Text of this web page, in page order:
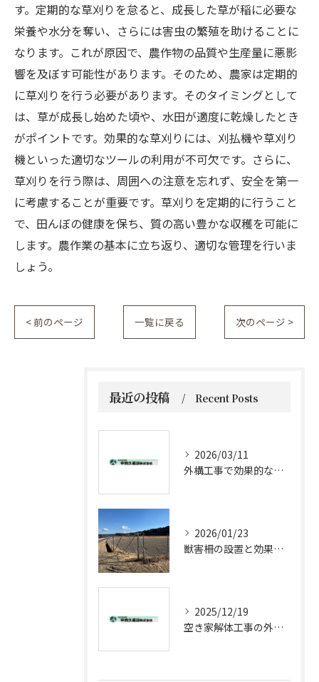
す。定期的な草刈りを怠ると、成長した草が稲に必要な
栄養や水分を奪い、さらには害虫の繁殖を助けることに
なります。これが原因で、農作物の品質や生産量に悪影
響を及ぼす可能性があります。そのため、農家は定期的
に草刈りを行う必要があります。そのタイミングとして
は、草が成長し始めた頃や、水田が適度に乾燥したとき
がポイントです。効果的な草刈りには、刈払機や草刈り
機といった適切なツールの利用が不可欠です。さらに、
草刈りを行う際は、周囲への注意を忘れず、安全を第一
に考慮することが重要です。草刈りを定期的に行うこと
で、田んぼの健康を保ち、質の高い豊かな収穫を可能に
します。農作業の基本に立ち返り、適切な管理を行いま
しょう。
< 前のページ 一覧に戻る 次のページ >
最近の投稿 Recent Posts
2026/03/11
外構工事で効果的な防草対策方法
2026/01/23
獣害柵の設置と効果的メンテナンス法
2025/12/19
空き家解体工事の外構工事ポイント